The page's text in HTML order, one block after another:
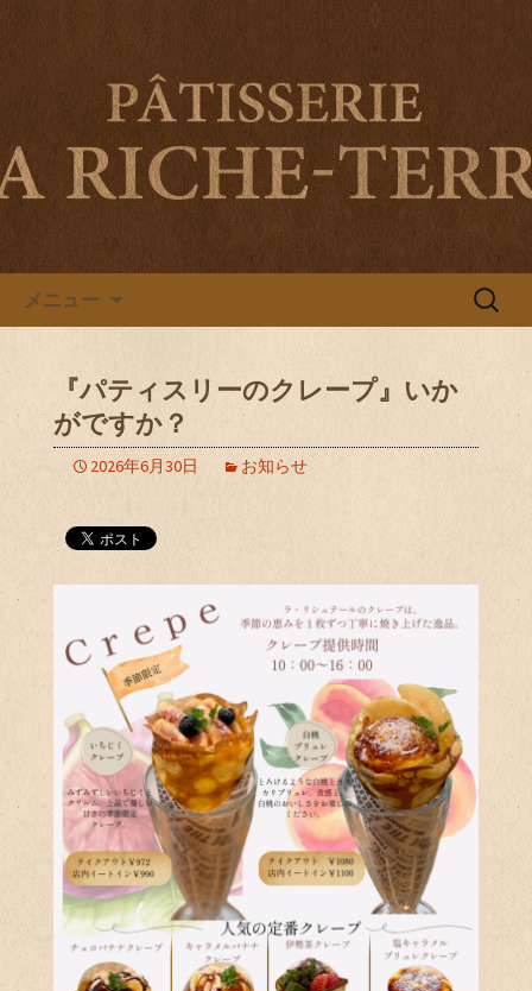
伊勢市旭町・南伊勢町のパティ
スリー ラ リシュテールのブロ
グ
伊勢市旭町・南伊勢町のパティスリー
メニュー
検
『パティスリーのクレープ』いか
がですか？
2026年6月30日 お知らせ